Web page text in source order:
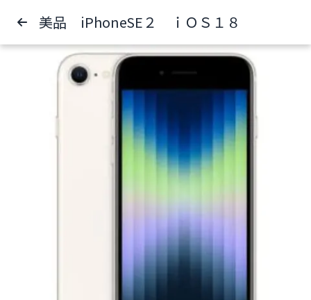
美品 iPhoneSE２ ｉＯＳ１８